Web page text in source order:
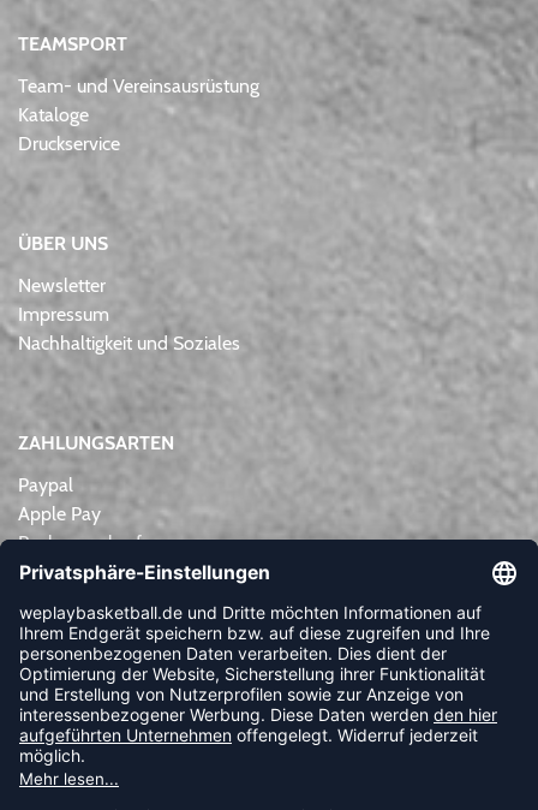
TEAMSPORT
Team- und Vereinsausrüstung
Kataloge
Druckservice
ÜBER UNS
Newsletter
Impressum
Nachhaltigkeit und Soziales
ZAHLUNGSARTEN
Paypal
Apple Pay
Rechnungskauf
Lastschrift
Vorkasse
NEWSLETTER